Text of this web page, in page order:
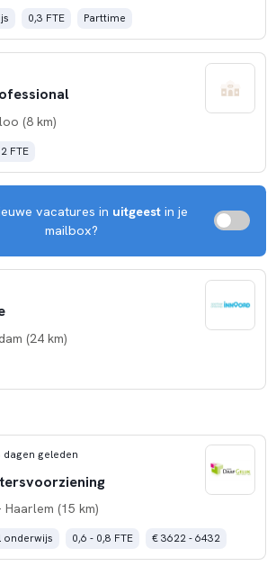
0,3 FTE Parttime
(8 km)
FTE
vacatures in uitgeestin je
mailbox?
(24 km)
dagen geleden
Haarlem (15 km)
onderwijs 0,6 - 0,8 FTE € 3622 - 6432